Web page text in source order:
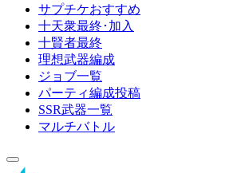
サプチケおすすめ
十天衆最終･加入
十賢者最終
理想武器編成
ジョブ一覧
パーティ編成投稿
SSR武器一覧
マルチバトル